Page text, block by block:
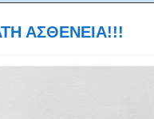
ΑΣΘΕΝΕΙΑ!!!